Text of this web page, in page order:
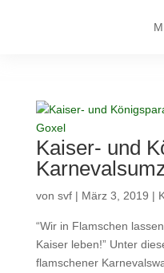
Kaiser- und
von svf| März 3, 2019 |
“Wir in Flamschen
Kaiser leben!” Unter
flamschener